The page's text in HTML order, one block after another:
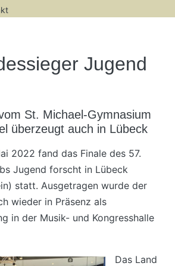
Jugend
St. Michael-Gymnasium
überzeugt auch in Lübeck
2022 fand das Finale des 57.
Jugend forscht in Lübeck
statt. Ausgetragen wurde der
wieder in Präsenz als
in der Musik- und Kongresshalle
Das Land